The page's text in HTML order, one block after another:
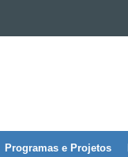
Programas e Projetos